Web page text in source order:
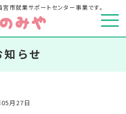
市就業サポートセンター事業です。
知らせ
月27日